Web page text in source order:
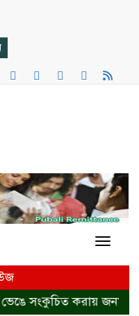
করায় জনমনে ক্ষোভ